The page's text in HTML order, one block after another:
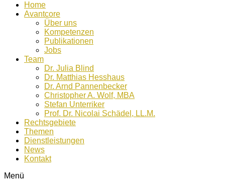
Home
Avantcore
Über uns
Kompetenzen
Publikationen
Jobs
Team
Dr. Julia Blind
Dr. Matthias Hesshaus
Dr. Arnd Pannenbecker
Christopher A. Wolf, MBA
Stefan Unterriker
Prof. Dr. Nicolai Schädel, LL.M.
Rechtsgebiete
Themen
Dienstleistungen
News
Kontakt
Menü